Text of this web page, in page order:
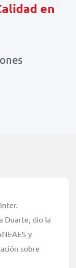
en
Duarte, dio la
y
sobre